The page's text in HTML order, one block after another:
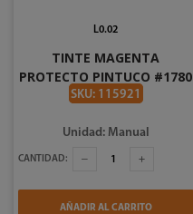
TINTE MAGENTA
PROTECTO PINTUCO #1780
1/4 = 32 ONZAS
SKU: 115921
L0.02
Unidad: Manual
CANTIDAD:
AÑADIR AL CARRITO